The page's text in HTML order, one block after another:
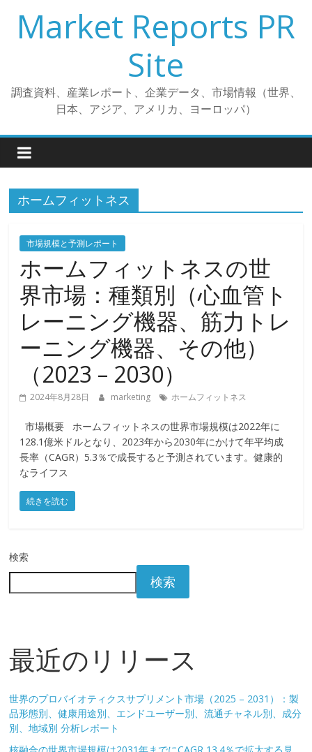
プ
Market Reports PR
Site
調査資料、産業レポート、企業データ、市場情報（世界、
日本、アジア、アメリカ、ヨーロッパ）
ホームフィットネス
市場規模と予測レポート
ホームフィットネスの世
界市場：種類別（心血管ト
レーニング機器、筋力トレ
ーニング機器、その他）
（2023 – 2030）
2024年8月28日 marketing ホームフィットネス
市場概要 ホームフィットネスの世界市場規模は2022年に
128.1億米ドルとなり、2023年から2030年にかけて年平均成
長率（CAGR）5.3％で成長すると予測されています。健康的
なライフス
続きを読む
検索
検索
最近のリリース
世界のプロバイオティクスサプリメント市場（2025 – 2031）：製
品形態別、健康用途別、エンドユーザー別、流通チャネル別、成分
別、地域別 分析レポート